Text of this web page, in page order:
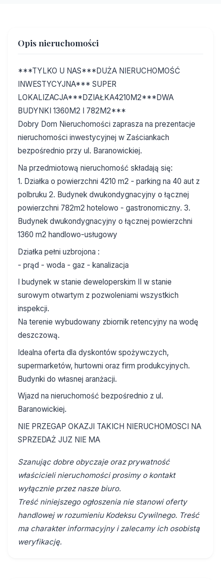
Opis nieruchomości
***TYLKO U NAS***DUŻA NIERUCHOMOŚĆ
INWESTYCYJNA*** SUPER
LOKALIZACJA***DZIAŁKA4210M2***DWA
BUDYNKI 1360M2 I 782M2***
Dobry Dom Nieruchomości zaprasza na prezentacje
nieruchomości inwestycyjnej w Zaściankach
bezpośrednio przy ul. Baranowickiej.
Na przedmiotową nieruchomość składają się:
1. Działka o powierzchni 4210 m2 - parking na 40 aut z
polbruku 2. Budynek dwukondygnacyjny o łącznej
powierzchni 782m2 hotelowo - gastronomiczny. 3.
Budynek dwukondygnacyjny o łącznej powierzchni
1360 m2 handlowo-usługowy
Działka pełni uzbrojona :
- prąd - woda - gaz - kanalizacja
I budynek w stanie deweloperskim II w stanie
surowym otwartym z pozwoleniami wszystkich
inspekcji.
Na terenie wybudowany zbiornik retencyjny na wodę
deszczową.
Idealna oferta dla dyskontów spożywczych,
supermarketów, hurtowni oraz firm produkcyjnych.
Budynki do własnej aranżacji.
Wjazd na nieruchomość bezpośrednio z ul.
Baranowickiej.
NIE PRZEGAP OKAZJI TAKICH NIERUCHOMOSCI NA
SPRZEDAŻ JUZ NIE MA
Szanując dobre obyczaje oraz prywatność
właścicieli nieruchomości prosimy o kontakt
wyłącznie przez nasze biuro.
Treść niniejszego ogłoszenia nie stanowi oferty
handlowej w rozumieniu Kodeksu Cywilnego. Treść
ma charakter informacyjny i zalecamy ich osobistą
weryfikację.